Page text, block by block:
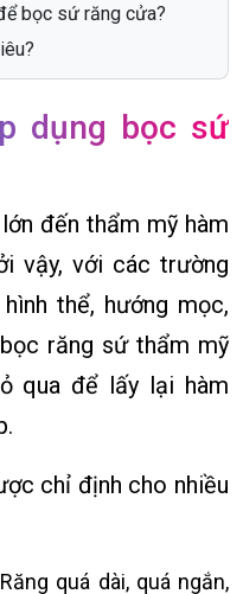
bọc sứ răng cửa?
dụng bọc sứ
đến thẩm mỹ hàm
vậy, với các trường
thể, hướng mọc,
răng sứ thẩm mỹ
qua để lấy lại hàm
chỉ định cho nhiều
Răng quá dài, quá ngắn,